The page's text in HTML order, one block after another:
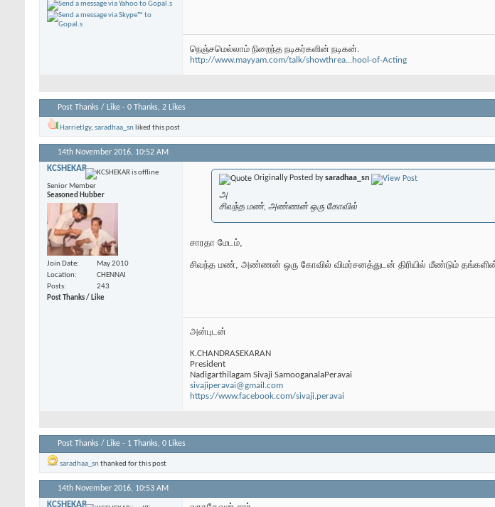
நெஞ்சமெல்லாம் நிறைந்த நடிகர்களின் நடிகன்.
http://www.mayyam.com/talk/showthrea...hool-of-Acting
Post Thanks / Like - 0 Thanks, 2 Likes
Harrietlgy, saradhaa_sn liked this post
14th November 2016, 10:52 AM
KCSHEKAR
Senior Member
Seasoned Hubber
Join Date
May 2010
Location
CHENNAI
Posts
243
Post Thanks / Like
Originally Posted bysaradhaa_sn
அ
சிவந்த மண், அண்ணன் ஒரு கோவில்
சாரதா மேடம்,
சிவந்த மண், அண்ணன் ஒரு கோவில் விமர்சனத்துடன் திரியில் மீண்டும்
அன்புடன்
K.CHANDRASEKARAN
President
Nadigarthilagam Sivaji SamooganalaPeravai
sivajiperavai@gmail.com
https://www.facebook.com/sivaji.peravai
Post Thanks / Like - 1 Thanks, 0 Likes
saradhaa_sn thanked for this post
14th November 2016, 10:53 AM
KCSHEKAR